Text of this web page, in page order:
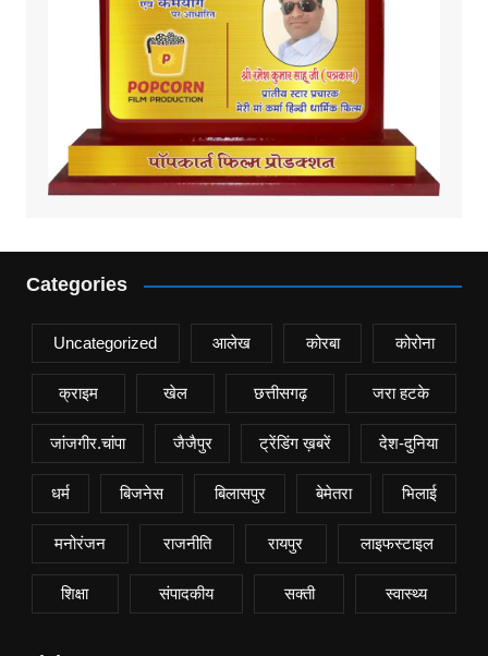
Categories
Uncategorized आलेख कोरबा कोरोना
क्राइम खेल छत्तीसगढ़ जरा हटके
जांजगीर.चांपा जैजैपुर ट्रेंडिंग ख़बरें देश-दुनिया
धर्म बिजनेस बिलासपुर बेमेतरा भिलाई
मनोरंजन राजनीति रायपुर लाइफस्टाइल
शिक्षा संपादकीय सक्ती स्वास्थ्य